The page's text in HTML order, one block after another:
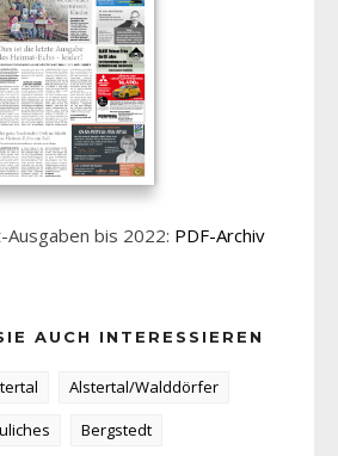
bis 2022: PDF-Archiv
AUCH INTERESSIEREN
Alstertal/Walddörfer
Bergstedt